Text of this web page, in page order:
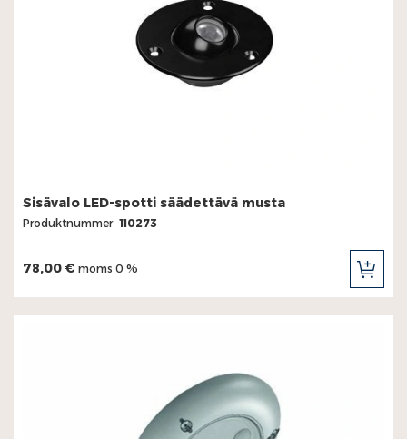
Sisävalo LED-spotti säädettävä musta
Produktnummer 110273
78,00 € moms 0 %
I